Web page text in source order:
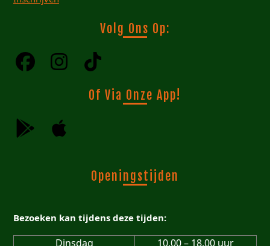
Volg Ons Op:
Of Via Onze App!
Openingstijden
Bezoeken kan tijdens deze tijden:
Dinsdag
10.00 – 18.00 uur